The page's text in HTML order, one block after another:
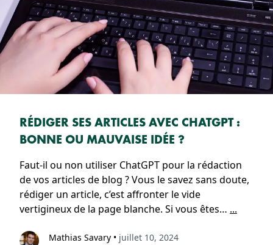
RÉDIGER SES ARTICLES AVEC CHATGPT :
BONNE OU MAUVAISE IDÉE ?
Faut-il ou non utiliser ChatGPT pour la rédaction
de vos articles de blog ? Vous le savez sans doute,
rédiger un article, c’est affronter le vide
vertigineux de la page blanche. Si vous êtes… ...
Mathias Savary • juillet 10, 2024